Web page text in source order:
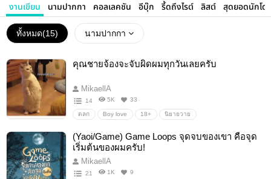
งานเขียน นามปากกา คอลเลคชัน อีบุ๊ก รี้ดถึงไรต์ ลิสต์ สุดยอดนักโด
ทั้งหมด(15) นามปากกา
คุณชายจ้องจะจับผิดผมทุกวันเลยครับ
MikaellA
14 5K 33
ตลก Boy love 18+ นิยายวาย
(Yaoi/Game) Game Loops จุดจบของเขา คือจุด
เริ่มต้นของผมครับ!
MikaellA
21 1K 9